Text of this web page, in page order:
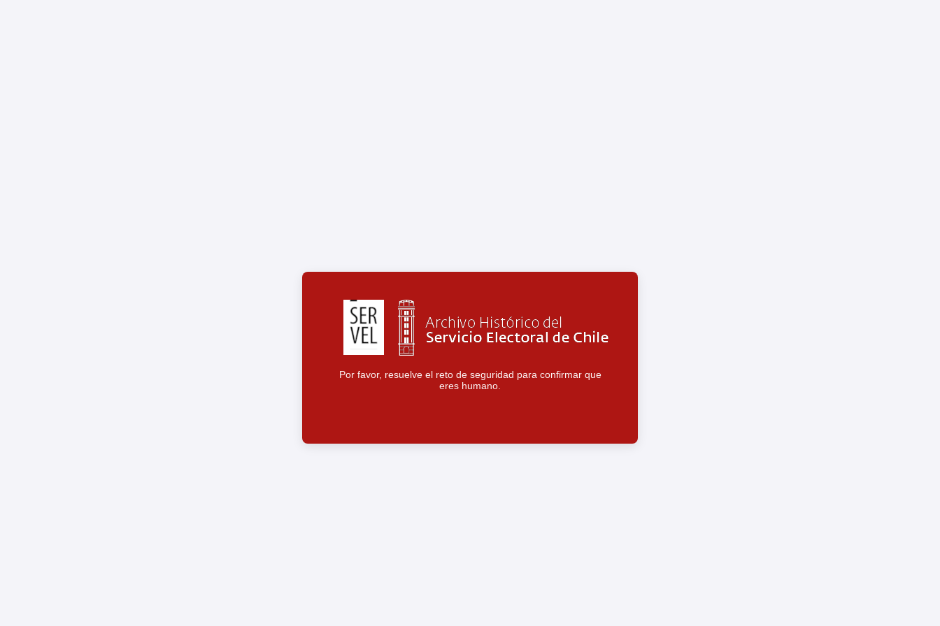
Por favor, resuelve el reto de seguridad para confirmar que
eres humano.